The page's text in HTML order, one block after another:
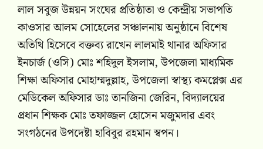
লাল সবুজ উন্নয়ন সংঘের প্রতিষ্ঠাতা ও কেন্দ্রীয় সভাপতি
কাওসার আলম সোহেলের সঞ্চালনায় অনুষ্ঠানে বিশেষ
অতিথি হিসেবে বক্তব্য রাখেন লালমাই থানার অফিসার
ইনচার্জ (ওসি) মোঃ শহিদুল ইসলাম, উপজেলা মাধ্যমিক
শিক্ষা অফিসার মোহাম্মদুল্লাহ, উপজেলা স্বাস্থ্য কমপ্লেক্স এর
মেডিকেল অফিসার ডাঃ তানজিনা জেরিন, বিদ্যালয়ের
প্রধান শিক্ষক মোঃ তফাজ্জল হোসেন মজুমদার এবং
সংগঠনের উপদেষ্টা হাবিবুর রহমান স্বপন।